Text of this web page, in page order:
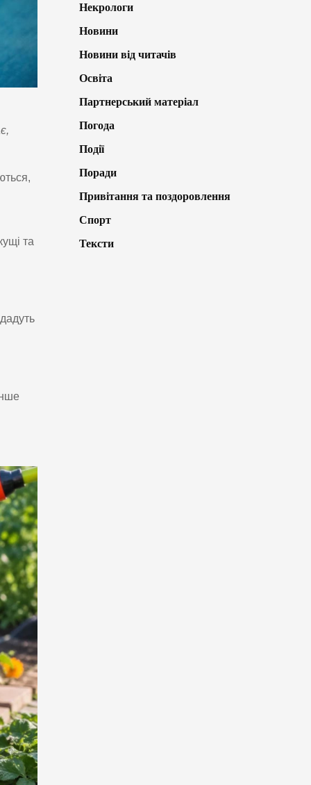
та
Некрологи
Новини
Новини від читачів
Освіта
Партнерський матеріал
Погода
Події
Поради
Привітання та поздоровлення
Спорт
Тексти